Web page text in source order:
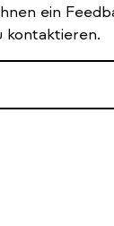
ein
kontaktieren.